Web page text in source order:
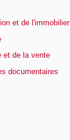
et de l'immobilier
et de la vente
documentaires